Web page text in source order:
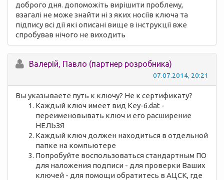
доброго дня. допоможіть вирішити проблему,
взагалі не може знайти ні з яких носіїв ключа та
підпису всі дії які описані вище в інструкції вже
спробував нічого не виходить
Валерій, Павло (партнер розробника)
07.07.2014, 20:21
Вы указываете путь к ключу? Не к сертификату?
Каждый ключ имеет вид Key-6.dat -
переименовывать ключ и его расширение
НЕЛЬЗЯ
Каждый ключ должен находиться в отдельной
папке на компьютере
Попробуйте воспользоваться стандартным ПО
для наложения подписи - для проверки Ваших
ключей - для помощи обратитесь в АЦСК, где